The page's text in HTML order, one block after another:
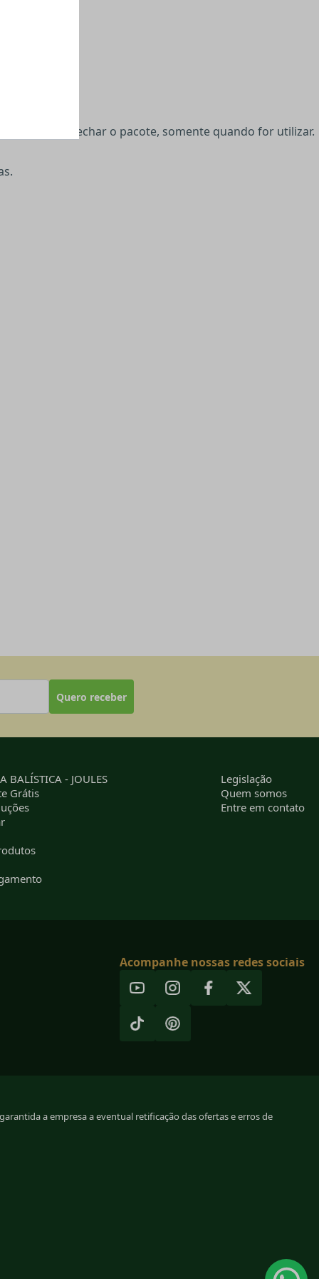
abrir e fechar o pacote, somente quando for utilizar.
Quero receber
BALÍSTICA - JOULES
Grátis
Legislação
Quem somos
Entre em contato
Acompanhe nossas redes sociais
a empresa a eventual retificação das ofertas e erros de